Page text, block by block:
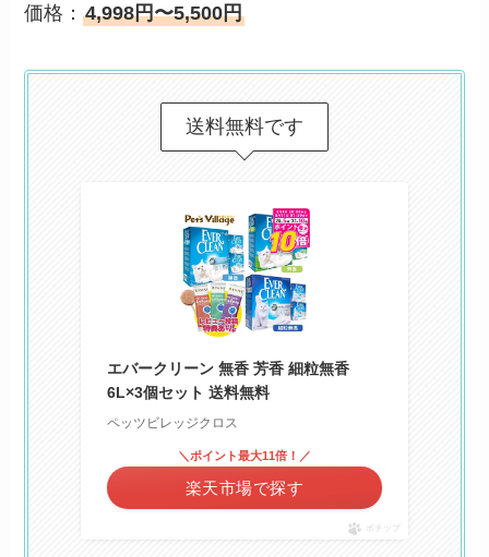
価格：4,998円〜5,500円
送料無料です
エバークリーン 無香 芳香 細粒無香
6L×3個セット 送料無料
ペッツビレッジクロス
＼ポイント最大11倍！／
楽天市場で探す
ポチップ